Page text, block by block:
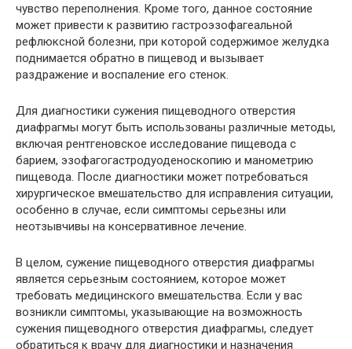
чувство переполнения. Кроме того, данное состояние
может привести к развитию гастроэзофагеальной
рефлюксной болезни, при которой содержимое желудка
поднимается обратно в пищевод и вызывает
раздражение и воспаление его стенок.
Для диагностики сужения пищеводного отверстия
диафрагмы могут быть использованы различные методы,
включая рентгеновское исследование пищевода с
барием, эзофагогастродуоденоскопию и манометрию
пищевода. После диагностики может потребоваться
хирургическое вмешательство для исправления ситуации,
особенно в случае, если симптомы серьезны или
неотзывчивы на консервативное лечение.
В целом, сужение пищеводного отверстия диафрагмы
является серьезным состоянием, которое может
требовать медицинского вмешательства. Если у вас
возникли симптомы, указывающие на возможность
сужения пищеводного отверстия диафрагмы, следует
обратиться к врачу для диагностики и назначения